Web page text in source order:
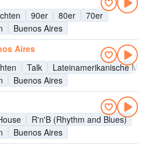
90er 80er
70er
Buenos Aires
Aires
Talk
Lateinamerikanische
Buenos Aires
R'n'B (Rhythm and Blues)
Buenos Aires